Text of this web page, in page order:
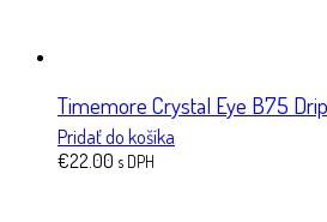
Timemore Crystal Eye B75
Pridať do košíka
€22.00 s DPH